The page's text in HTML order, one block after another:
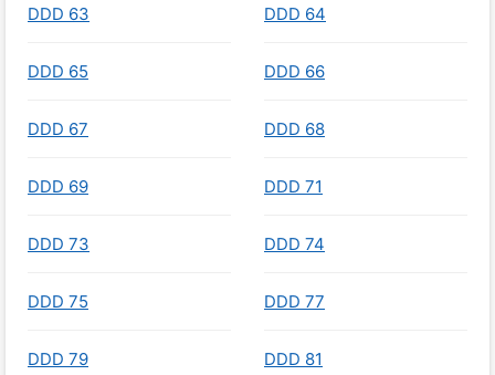
DDD 63 DDD 64
DDD 65 DDD 66
DDD 67 DDD 68
DDD 69 DDD 71
DDD 73 DDD 74
DDD 75 DDD 77
DDD 79 DDD 81